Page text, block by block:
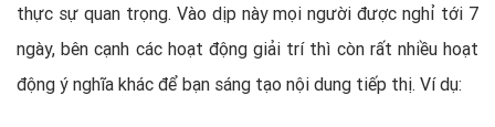
thực sự quan trọng. Vào dịp này mọi người được nghỉ tới 7
ngày, bên cạnh các hoạt động giải trí thì còn rất nhiều hoạt
động ý nghĩa khác để bạn sáng tạo nội dung tiếp thị. Ví dụ: